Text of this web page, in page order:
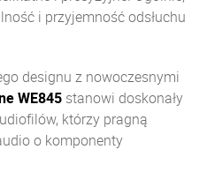
i przyjemność odsłuchu
designu z nowoczesnymi
WE845 stanowi doskonały
którzy pragną
o komponenty